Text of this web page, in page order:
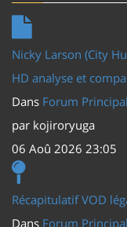
Nicky Larson (City
HD analyse et
Dans Forum Principal
par kojiroryuga
06 Aoû 2026 23:05
Récapitulatif VOD
Dans Forum Principal